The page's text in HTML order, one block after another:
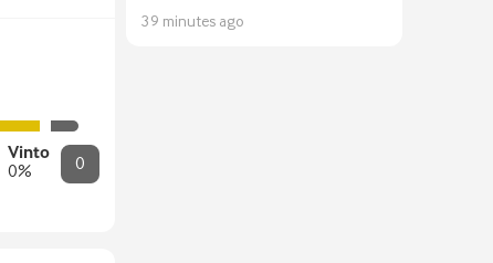
0
Vinto
0%
la maglia del Pisa ed è alla ricerca di
39 minutes ago